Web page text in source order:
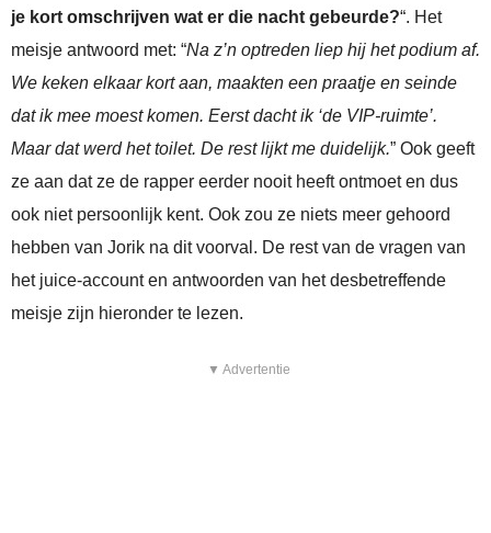
je kort omschrijven wat er die nacht gebeurde?“. Het
meisje antwoord met: “Na z’n optreden liep hij het podium af.
We keken elkaar kort aan, maakten een praatje en seinde
dat ik mee moest komen. Eerst dacht ik ‘de VIP-ruimte’.
Maar dat werd het toilet. De rest lijkt me duidelijk.” Ook geeft
ze aan dat ze de rapper eerder nooit heeft ontmoet en dus
ook niet persoonlijk kent. Ook zou ze niets meer gehoord
hebben van Jorik na dit voorval. De rest van de vragen van
het juice-account en antwoorden van het desbetreffende
meisje zijn hieronder te lezen.
▼ Advertentie